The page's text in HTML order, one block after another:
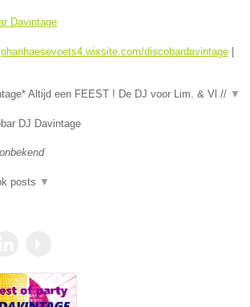
Davintage
discobardavintage
Altijd een FEEST ! De DJ voor Lim. & Vl // ▼
DJ Davintage
posts ▼